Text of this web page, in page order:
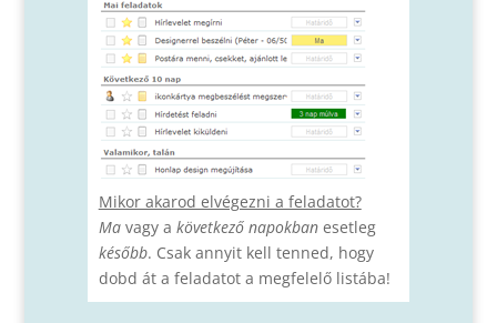
Mikor akarod elvégezni a feladatot?
Mavagy a következő napokbanesetleg
később. Csak annyit kell tenned, hogy
dobd át a feladatot a megfelelő listába!